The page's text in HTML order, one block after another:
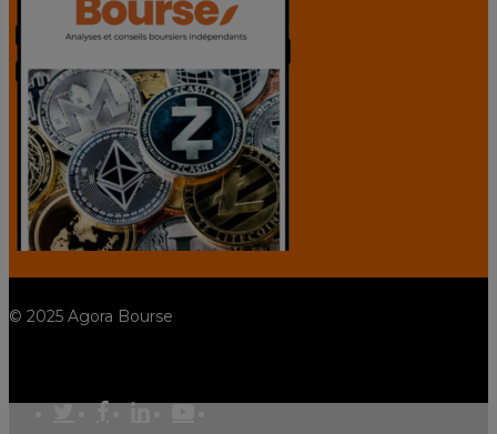
© 2025 Agora Bourse
spotify